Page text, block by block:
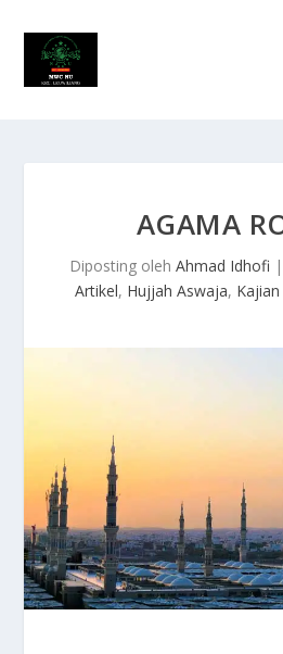
AGAMA
Diposting oleh Ahmad Idhofi |
Artikel, Hujjah Aswaja, Kajian